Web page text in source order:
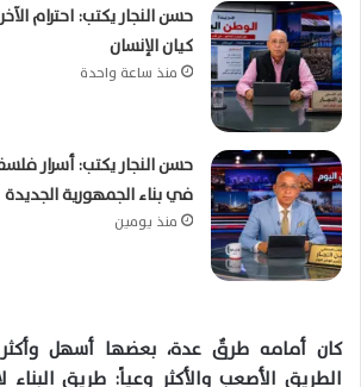
حسن النجار يكتب: احترام
كيان الإنسان
منذ ساعة واحدة
حسن النجار يكتب: أسرار
في بناء الجمهورية الجديدة
منذ يومين
كان أمامه طرقٌ عدة، بعضها أسهل وأكثر
الطريق الأصعب والأكثر وعياً: طريق البناء